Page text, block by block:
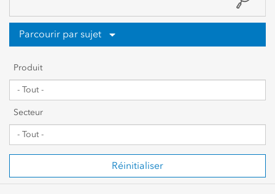
Parcourir par sujet
Partage et collaboration
Gestion de données
Cartographie, visualisation et analyses
Script et développement
Produit
Secteur
Réinitialiser